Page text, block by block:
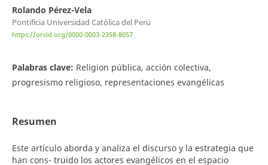
Rolando Pérez-Vela
Pontificia Universidad Católica del Perú
https://orcid.org/0000-0003-2358-8057
Palabras clave: Religion pública, acción colectiva,
progresismo religioso, representaciones evangélicas
Resumen
Este artículo aborda y analiza el discurso y la estrategia que
han cons- truido los actores evangélicos en el espacio